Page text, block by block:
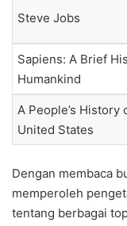
Steve Jobs
Sapiens: A Brief
Humankind
A People’s History
United States
Dengan membaca
memperoleh
tentang berbagai